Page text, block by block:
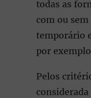
todas as
com ou
temporário
por
Pelos
considerada